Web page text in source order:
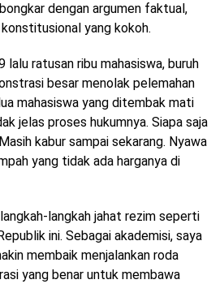
dengan argumen faktual,
yang kokoh.
ratusan ribu mahasiswa, buruh
besar menolak pelemahan
mahasiswa yang ditembak mati
jelas proses hukumnya. Siapa saja
kabur sampai sekarang. Nyawa
yang tidak ada harganya di
langkah jahat rezim seperti
ini. Sebagai akademisi, saya
membaik menjalankan roda
yang benar untuk membawa